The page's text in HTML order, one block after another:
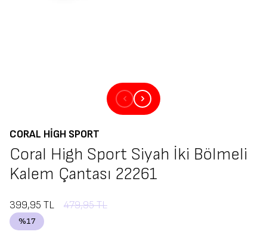
CORAL HIGH SPORT
Coral High Sport Siyah İki Bölmeli
Kalem Çantası 22261
399,95 TL 479,95TL
%17